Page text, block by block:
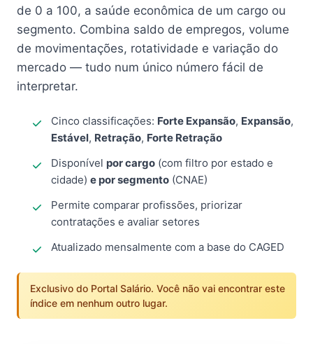
de 0 a 100, a saúde econômica de um cargo ou
segmento. Combina saldo de empregos, volume
de movimentações, rotatividade e variação do
mercado — tudo num único número fácil de
interpretar.
Cinco classificações: Forte Expansão, Expansão,
Estável, Retração, Forte Retração
Disponível por cargo (com filtro por estado e
cidade) e por segmento (CNAE)
Permite comparar profissões, priorizar
contratações e avaliar setores
Atualizado mensalmente com a base do CAGED
Exclusivo do Portal Salário. Você não vai encontrar este
índice em nenhum outro lugar.